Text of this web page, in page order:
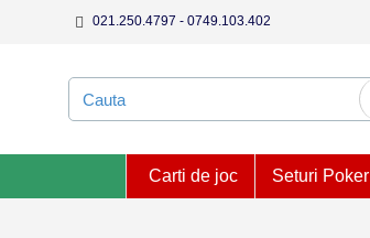
021.250.4797 - 0749.103.402
Carti de joc Seturi Poker